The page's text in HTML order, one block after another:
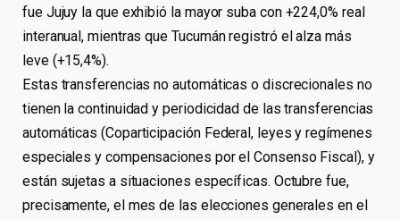
fue Jujuy la que exhibió la mayor suba con +224,0% real
interanual, mientras que Tucumán registró el alza más
leve (+15,4%).
Estas transferencias no automáticas o discrecionales no
tienen la continuidad y periodicidad de las transferencias
automáticas (Coparticipación Federal, leyes y regímenes
especiales y compensaciones por el Consenso Fiscal), y
están sujetas a situaciones específicas. Octubre fue,
precisamente, el mes de las elecciones generales en el